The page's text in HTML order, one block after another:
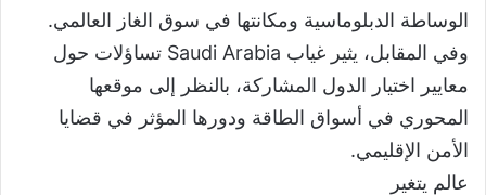
الوساطة الدبلوماسية ومكانتها في سوق الغاز العالمي.
وفي المقابل، يثير غياب Saudi Arabia تساؤلات حول
معايير اختيار الدول المشاركة، بالنظر إلى موقعها
المحوري في أسواق الطاقة ودورها المؤثر في قضايا
الأمن الإقليمي.
عالم يتغير